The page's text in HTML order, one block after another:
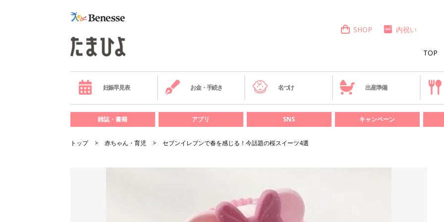
TOP
SHOP 内祝い
妊娠早見表 お金・手続き 名づけ 出産準備
雑誌・書籍 アプリ SNS キャンペーン
トップ 赤ちゃん・育児 セブンイレブンで春を感じる！今話題の桜スイーツ4選